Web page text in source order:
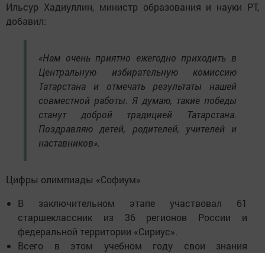
Ильсур Хадиуллин, министр образования и науки РТ,
добавил:
«Нам очень приятно ежегодно приходить в
Центральную избирательную комиссию
Татарстана и отмечать результаты нашей
совместной работы. Я думаю, такие победы
станут доброй традицией Татарстана.
Поздравляю детей, родителей, учителей и
наставников».
Цифры олимпиады «Софиум»
В заключительном этапе участвовал 61
старшеклассник из 36 регионов России и
федеральной территории «Сириус».
Всего в этом учебном году свои знания